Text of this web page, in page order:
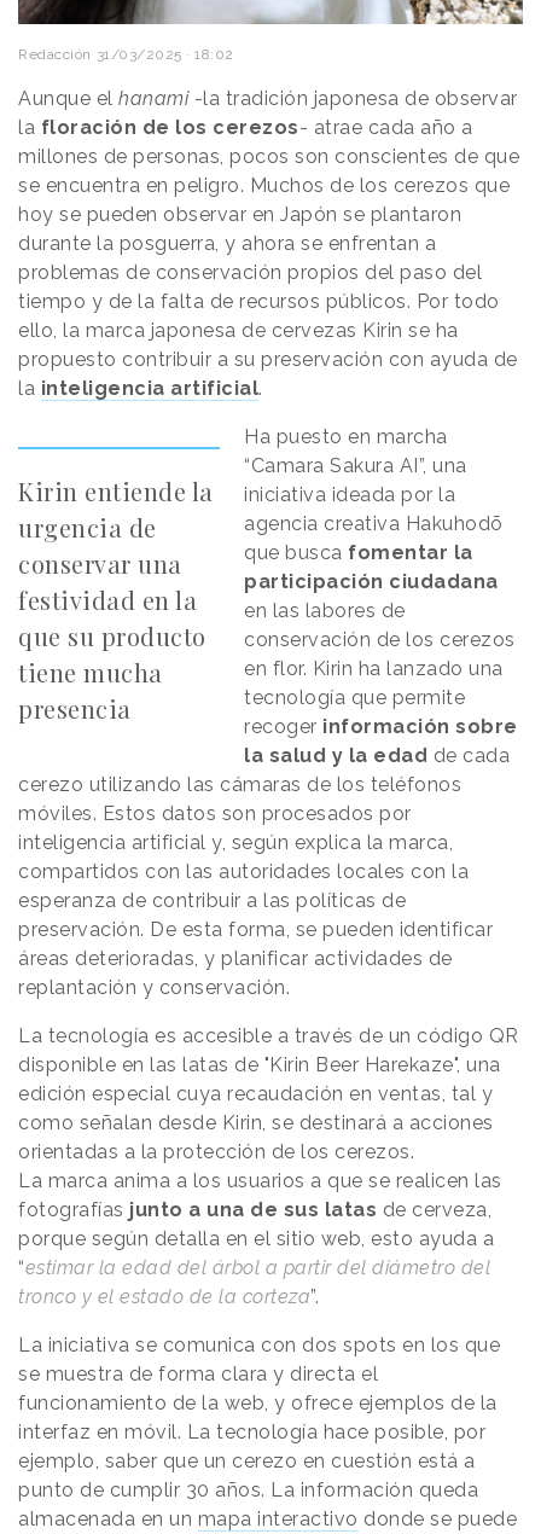
Redacción 31/03/2025 · 18:02
Aunque el hanami-la tradición japonesa de observar
la floración de los cerezos- atrae cada año a
millones de personas, pocos son conscientes de que
se encuentra en peligro. Muchos de los cerezos que
hoy se pueden observar en Japón se plantaron
durante la posguerra, y ahora se enfrentan a
problemas de conservación propios del paso del
tiempo y de la falta de recursos públicos. Por todo
ello, la marca japonesa de cervezas Kirin se ha
propuesto contribuir a su preservación con ayuda de
la inteligencia artificial.
Kirin entiende la
urgencia de
conservar una
festividad en la
que su producto
tiene mucha
presencia
Ha puesto en marcha
“Camara Sakura AI”, una
iniciativa ideada por la
agencia creativa Hakuhodō
que busca fomentar la
participación ciudadana
en las labores de
conservación de los cerezos
en flor. Kirin ha lanzado una
tecnología que permite
recoger información sobre
la salud y la edad de cada
cerezo utilizando las cámaras de los teléfonos
móviles. Estos datos son procesados por
inteligencia artificial y, según explica la marca,
compartidos con las autoridades locales con la
esperanza de contribuir a las políticas de
preservación. De esta forma, se pueden identificar
áreas deterioradas, y planificar actividades de
replantación y conservación.
La tecnología es accesible a través de un código QR
disponible en las latas de "Kirin Beer Harekaze", una
edición especial cuya recaudación en ventas, tal y
como señalan desde Kirin, se destinará a acciones
orientadas a la protección de los cerezos.
La marca anima a los usuarios a que se realicen las
fotografías junto a una de sus latas de cerveza,
porque según detalla en el sitio web, esto ayuda a
“estimar la edad del árbol a partir del diámetro del
tronco y el estado de la corteza”.
La iniciativa se comunica con dos spots en los que
se muestra de forma clara y directa el
funcionamiento de la web, y ofrece ejemplos de la
interfaz en móvil. La tecnología hace posible, por
ejemplo, saber que un cerezo en cuestión está a
punto de cumplir 30 años. La información queda
almacenada en un mapa interactivo donde se puede